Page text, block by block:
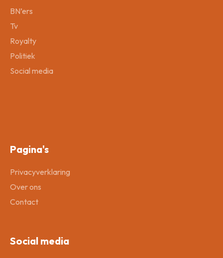
BN’ers
Tv
Royalty
Politiek
Social media
Pagina's
Privacyverklaring
Over ons
Contact
Social media